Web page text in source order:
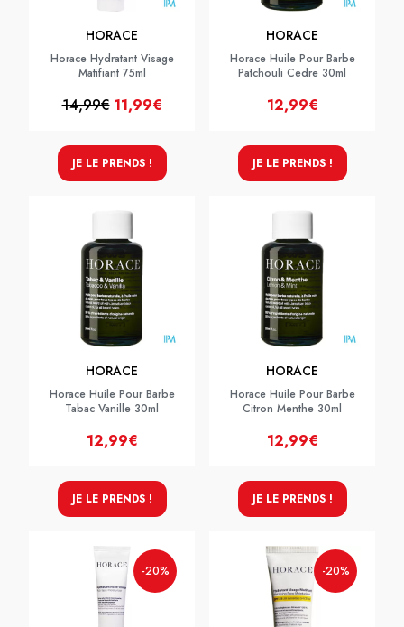
HORACE
Horace Hydratant Visage
Matifiant 75ml
14,99€ 11,99€
JE LE PRENDS !
HORACE
Horace Huile Pour Barbe
Patchouli Cedre 30ml
12,99€
JE LE PRENDS !
HORACE
Horace Huile Pour Barbe
Tabac Vanille 30ml
12,99€
JE LE PRENDS !
HORACE
Horace Huile Pour Barbe
Citron Menthe 30ml
12,99€
JE LE PRENDS !
-20% -20%